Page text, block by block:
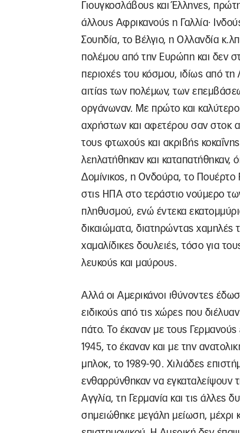
Γιουγκοσλάβους και Έλληνες,
άλλους Αφρικανούς η Γαλλία∙
Σουηδία, το Βέλγιο, η Ολλανδία
πολέμου από την Ευρώπη και δεν
περιοχές του κόσμου, ιδίως από τη
αιτίας των πολέμων, των
οργάνωναν. Με πρώτο και
αχρήστων και αφετέρου σαν στοκ
τους φτωχούς και ακριβής
λεηλατήθηκαν και
Δομίνικος, η Ονδούρα, το Πουέρτο
στις ΗΠΑ στο τεράστιο νούμερο
πληθυσμού, ενώ έντεκα
δικαιώματα, διατηρώντας χαμηλές
χαμαλίδικες δουλειές, τόσο για
λευκούς και μαύρους.
Αλλά οι Αμερικάνοι ιθύνοντες
ειδικούς από τις χώρες που
πάτο. Το έκαναν με τους
1945, το έκαναν και με την
μπλοκ, το 1989-90. Χιλιάδες
ενθαρρύνθηκαν να εγκαταλείψουν
Αγγλία, τη Γερμανία και τις άλλες
σημειώθηκε μεγάλη μείωση, μέχρι